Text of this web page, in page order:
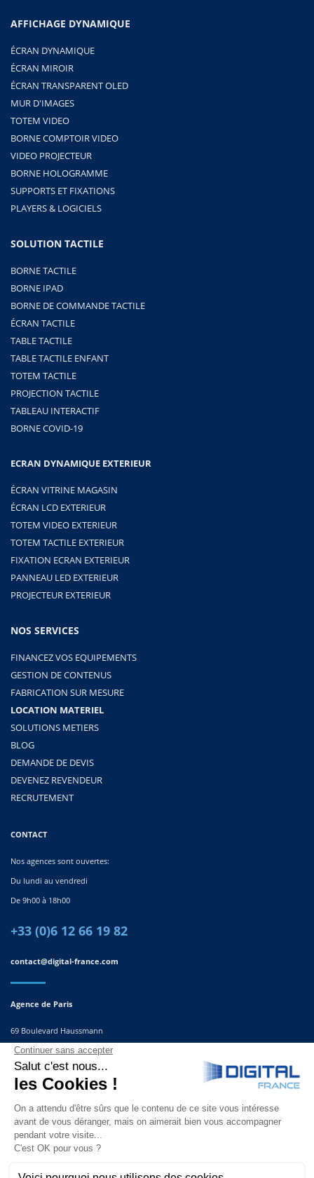
AFFICHAGE DYNAMIQUE
ÉCRAN DYNAMIQUE
ÉCRAN MIROIR
ÉCRAN TRANSPARENT OLED
MUR D'IMAGES
TOTEM VIDEO
BORNE COMPTOIR VIDEO
VIDEO PROJECTEUR
BORNE HOLOGRAMME
SUPPORTS ET FIXATIONS
PLAYERS & LOGICIELS
SOLUTION TACTILE
BORNE TACTILE
BORNE IPAD
BORNE DE COMMANDE TACTILE
ÉCRAN TACTILE
TABLE TACTILE
TABLE TACTILE ENFANT
TOTEM TACTILE
PROJECTION TACTILE
TABLEAU INTERACTIF
BORNE COVID-19
ECRAN DYNAMIQUE EXTERIEUR
ÉCRAN VITRINE MAGASIN
ÉCRAN LCD EXTERIEUR
TOTEM VIDEO EXTERIEUR
TOTEM TACTILE EXTERIEUR
FIXATION ECRAN EXTERIEUR
PANNEAU LED EXTERIEUR
PROJECTEUR EXTERIEUR
NOS SERVICES
FINANCEZ VOS EQUIPEMENTS
GESTION DE CONTENUS
FABRICATION SUR MESURE
LOCATION MATERIEL
SOLUTIONS METIERS
BLOG
DEMANDE DE DEVIS
DEVENEZ REVENDEUR
RECRUTEMENT
CONTACT
Nos agences sont ouvertes:
Du lundi au vendredi
De 9h00 à 18h00
+33 (0)6 12 66 19 82
contact@digital-france.com
Agence de Paris
69 Boulevard Haussmann
75008, Paris
France
Agence du Sud-Est
291 Rue Albert Caquot
06560 Valbonne